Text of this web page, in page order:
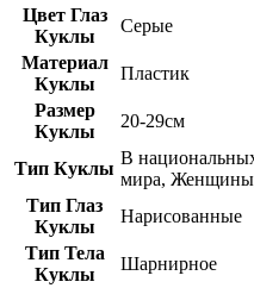
Цвет Глаз
Куклы
Серые
Материал
Куклы
Пластик
Размер
Куклы
20-29см
Тип Куклы
В
мира,
Тип Глаз
Куклы
Нарисованные
Тип Тела
Куклы
Шарнирное